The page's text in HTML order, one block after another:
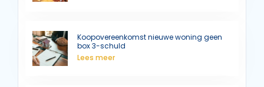
Koopovereenkomst nieuwe woning geen
box 3-schuld
Lees meer